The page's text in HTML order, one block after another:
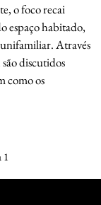
o foco recai
espaço habitado,
Através
discutidos
como os
1